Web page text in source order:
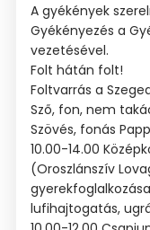
A gyékények
Gyékényezés a
vezetésével.
Folt hátán folt!
Foltvarrás a
Sző, fon, nem
Szövés, fonás
10.00-14.00
(Oroszlánszív
lufihajtogatás,